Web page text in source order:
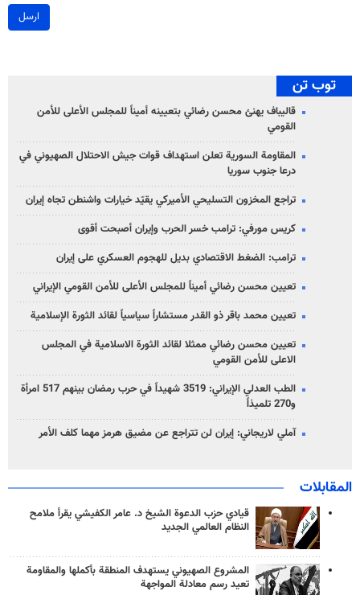
ارسل
توب تن
قاليباف يهنئ محسن رضائي بتعيينه أميناً للمجلس الأعلى للأمن
القومي
المقاومة السورية تعلن استهداف قوات جيش الاحتلال الصهيوني في
درعا جنوب سوريا
تراجع المخزون التسليحي الأميركي يقيّد خيارات واشنطن تجاه إيران
كريس مورفي: ترامب خسر الحرب وإيران أصبحت أقوى
ترامب: الضغط الاقتصادي بديل للهجوم العسكري على إيران
تعيين محسن رضائي أميناً للمجلس الأعلى للأمن القومي الإيراني
تعيين محمد باقر ذو القدر مستشاراً سياسياً لقائد الثورة الإسلامية
تعيين محسن رضائي ممثلا لقائد الثورة الاسلامية في المجلس
الاعلى للأمن القومي
الطب العدلي الإيراني: 3519 شهيداً في حرب رمضان بينهم 517 امرأة
و270 تلميذاً
آملي لاريجاني: إيران لن تتراجع عن مضيق هرمز مهما كلف الأمر
المقابلات
قيادي حزب الدعوة الشيخ د. عامر الكفيشي يقرأ ملامح
النظام العالمي الجديد
المشروع الصهيوني يستهدف المنطقة بأكملها والمقاومة
تعيد رسم معادلة المواجهة